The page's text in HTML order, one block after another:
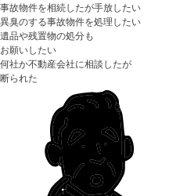
事故物件を相続したが手放したい
異臭のする事故物件を処理 したい
遺品や残置物の処分も
お願いしたい
何社か不動産会社に相談したが
断られた